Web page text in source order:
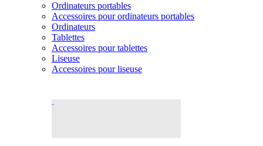
Ordinateurs portables
Accessoires pour ordinateurs portables
Ordinateurs
Tablettes
Accessoires pour tablettes
Liseuse
Accessoires pour liseuse